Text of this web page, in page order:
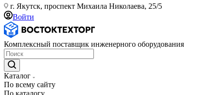
г. Якутск, проспект Михаила Николаева, 25/5
Войти
Комплексный поставщик инженерного оборудования
Каталог
По всему сайту
По каталогу